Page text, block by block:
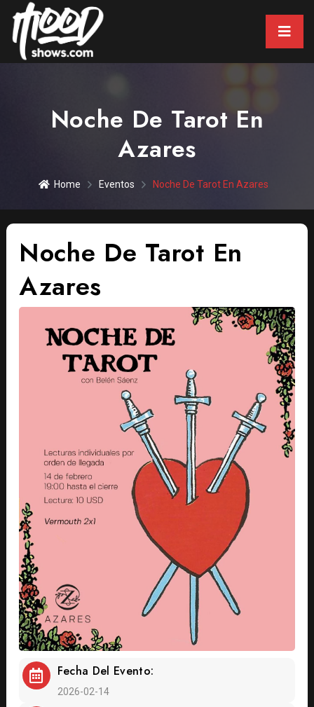
Noche De Tarot En
Azares
Home Eventos Noche De Tarot En Azares
Noche De Tarot En
Azares
Fecha Del Evento:
2026-02-14